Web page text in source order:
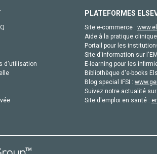
d'utilisation
PLATEFORMES
Site e-commerce :
Aide à la pratique
Portail pour les
Site d'information sur
E-learning pour les
Bibliothèque d'e-books
Blog special IFSI :
Suivez notre actualité
Site d'emploi en santé :